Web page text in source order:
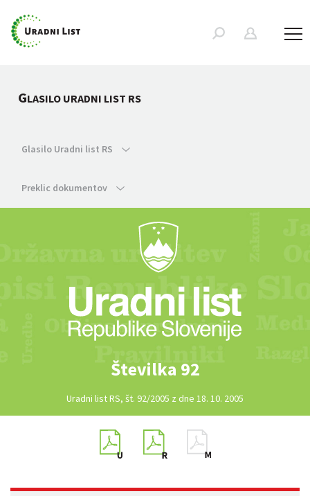
GLASILO URADNI LIST RS
Glasilo Uradni list RS
Preklic dokumentov
Številka 92
Uradni list RS, št. 92/2005 z dne 18. 10. 2005